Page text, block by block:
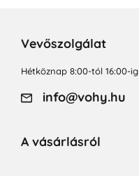
Vevőszolgálat
Hétköznap 8:00-tól 16:00-ig
info@vohy.hu
A vásárlásról